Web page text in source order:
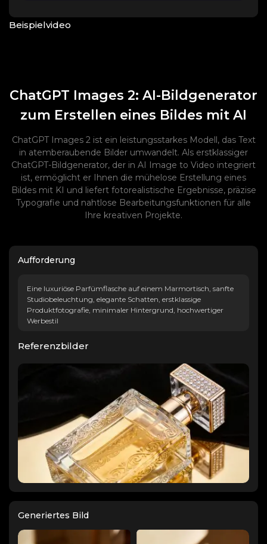
Beispielvideo
ChatGPT Images 2: AI-Bildgenerator
zum Erstellen eines Bildes mit AI
ChatGPT Images 2 ist ein leistungsstarkes Modell, das Text
in atemberaubende Bilder umwandelt. Als erstklassiger
ChatGPT-Bildgenerator, der in AI Image to Video integriert
ist, ermöglicht er Ihnen die mühelose Erstellung eines
Bildes mit KI und liefert fotorealistische Ergebnisse, präzise
Typografie und nahtlose Bearbeitungsfunktionen für alle
Ihre kreativen Projekte.
Aufforderung
Eine luxuriöse Parfümflasche auf einem Marmortisch, sanfte
Studiobeleuchtung, elegante Schatten, erstklassige
Produktfotografie, minimaler Hintergrund, hochwertiger
Werbestil
Referenzbilder
Generiertes Bild